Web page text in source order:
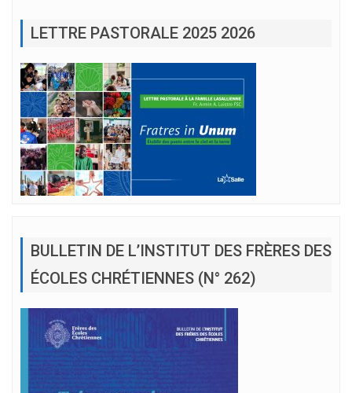
LETTRE PASTORALE 2025 2026
BULLETIN DE L’INSTITUT DES FRÈRES DES
ÉCOLES CHRÉTIENNES (N° 262)